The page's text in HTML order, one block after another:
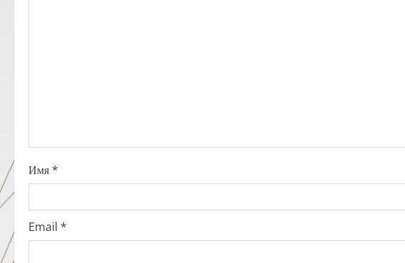
i
o
n
Имя*
Email *